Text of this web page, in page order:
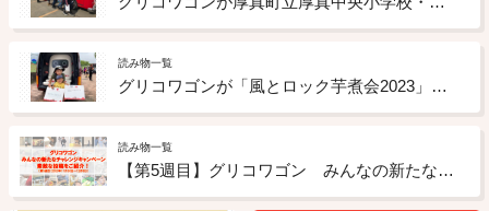
読み物一覧
グリコワゴンが「風とロック芋煮会2023」に参加
読み物一覧
【第5週目】グリコワゴン みんなの新たなチャレンジキャンペーン 素敵な投稿をご紹介！